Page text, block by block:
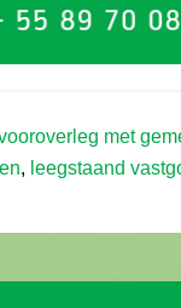
met
, leegstaand